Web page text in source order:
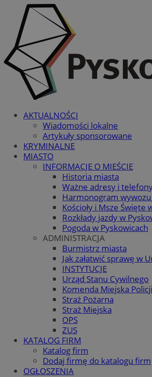
AKTUALNOŚCI
Wiadomości lokalne
Artykuły sponsorowane
KRYMINALNE
MIASTO
INFORMACJE O MIEŚCIE
Historia miasta
Ważne adresy i
Harmonogram
Kościoły i Msze Święte
Rozkłady jazdy w
Pogoda w Pyskowicach
ADMINISTRACJA
Burmistrz miasta
Jak załatwić sprawę w
INSTYTUCJE
Urząd Stanu Cywilnego
Komenda Miejska Policji
Straż Pożarna
Straż Miejska
OPS
ZUS
KATALOG FIRM
Katalog firm
Dodaj firmę do katalogu firm
OGŁOSZENIA